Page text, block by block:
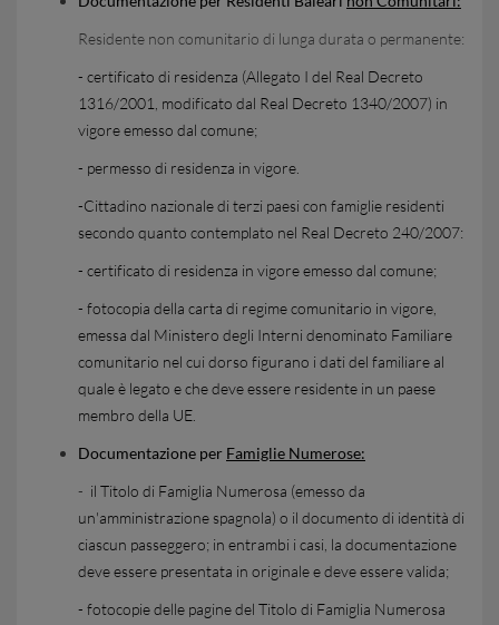
Residente non comunitario di lunga durata o permanente:
- certificato di residenza (Allegato I del Real Decreto
1316/2001, modificato dal Real Decreto 1340/2007) in
vigore emesso dal comune;
- permesso di residenza in vigore.
-Cittadino nazionale di terzi paesi con famiglie residenti
secondo quanto contemplato nel Real Decreto 240/2007:
- certificato di residenza in vigore emesso dal comune;
- fotocopia della carta di regime comunitario in vigore,
emessa dal Ministero degli Interni denominato Familiare
comunitario nel cui dorso figurano i dati del familiare al
quale è legato e che deve essere residente in un paese
membro della UE.
Documentazione per Famiglie Numerose:
- il Titolo di Famiglia Numerosa (emesso da
un'amministrazione spagnola) o il documento di identità di
ciascun passeggero; in entrambi i casi, la documentazione
deve essere presentata in originale e deve essere valida;
- fotocopie delle pagine del Titolo di Famiglia Numerosa